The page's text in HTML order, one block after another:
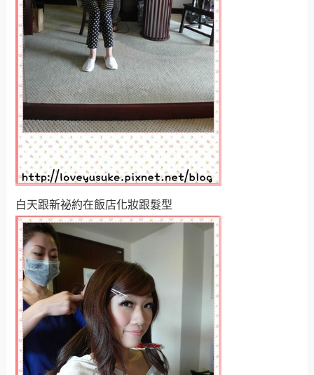
白天跟新祕約在飯店化妝跟髮型